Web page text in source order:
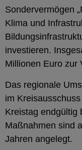
Sondervermögen
Klima und
investieren.
Millionen Euro zur
Das regionale
im
Kreistag endgültig
Maßnahmen sind
Jahren angelegt.